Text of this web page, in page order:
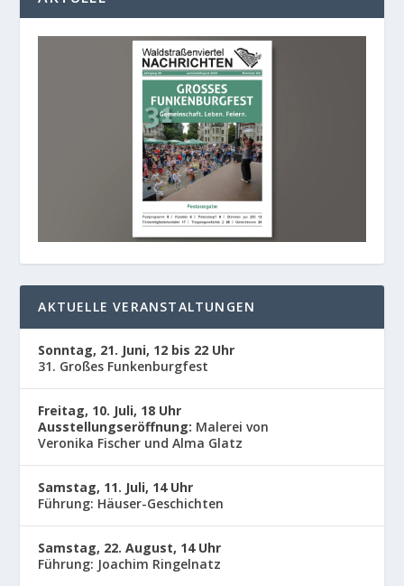
AKTUELLE VERANSTALTUNGEN
Sonntag, 21. Juni, 12 bis 22 Uhr
31. Großes Funkenburgfest
Freitag, 10. Juli, 18 Uhr
Ausstellungseröffnung: Malerei von
Veronika Fischer und Alma Glatz
Samstag, 11. Juli, 14 Uhr
Führung: Häuser-Geschichten
Samstag, 22. August, 14 Uhr
Führung: Joachim Ringelnatz